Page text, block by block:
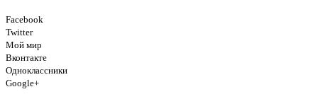
Facebook
Twitter
Мой мир
Вконтакте
Одноклассники
Google+